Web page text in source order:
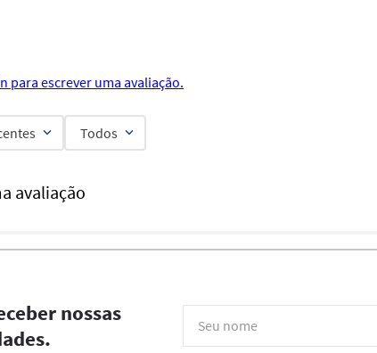
para escrever uma avaliação.
Todos
avaliação
nossas